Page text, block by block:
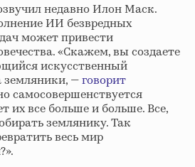
недавно Илон Маск.
ИИ безвредных
может привести
«Скажем, вы создаете
искусственный
земляники, —говорит
самосовершенствуется
их все больше и больше. Все,
землянику. Так
весь мир